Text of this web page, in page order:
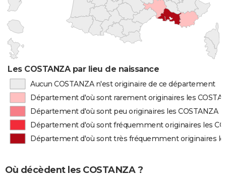
Les COSTANZA par lieu de naissance
Aucun COSTANZA n'est originaire de ce département
Département d'où sont rarement originaires les
Département d'où sont peu originaires les COSTANZA
Département d'où sont fréquemment originaires les
Département d'où sont très fréquemment originaires
Où décèdent les COSTANZA ?